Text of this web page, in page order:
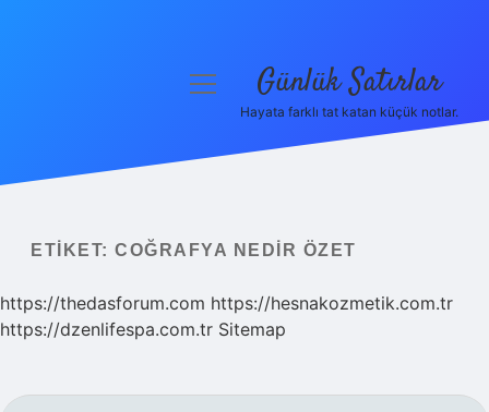
Yasal Uyarı
Hakkımızda
menüyü Günlük Satırlar
Hayata farklı tat katan küçük notlar.
ETIKET: COĞRAFYA NEDIR ÖZET
https://thedasforum.com https://hesnakozmetik.com.tr
https://dzenlifespa.com.tr Sitemap